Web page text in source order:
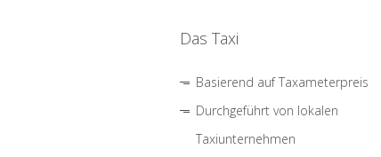
Das Taxi
Basierend auf Taxameterpreis
Durchgeführt von lokalen
Taxiunternehmen